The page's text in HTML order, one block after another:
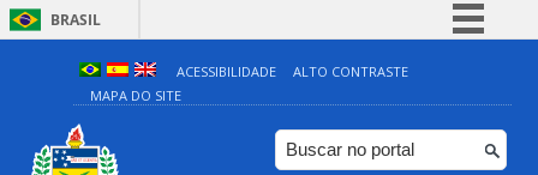
BRASIL
Simplifique!
Comunica BR
Participe
ACESSIBILIDADE
ALTO CONTRASTE
MAPA DO SITE